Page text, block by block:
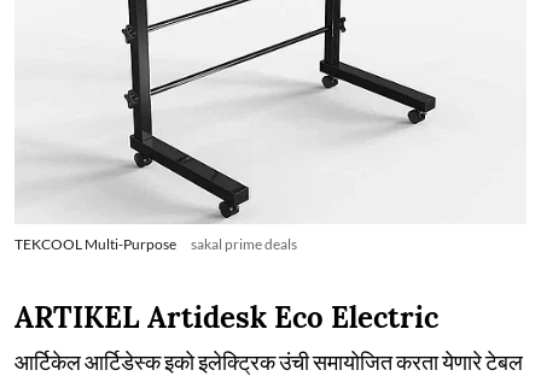
TEKCOOL Multi-Purpose sakal prime deals
ARTIKEL Artidesk Eco Electric
आर्टिकेल आर्टिडेस्क इको इलेक्ट्रिक उंची समायोजित करता येणारे टेबल